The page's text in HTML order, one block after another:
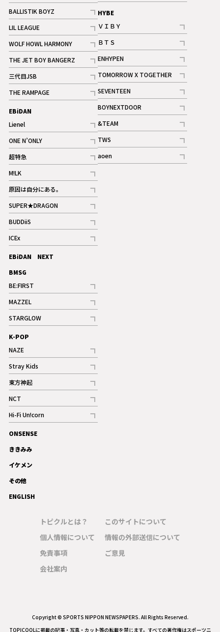
記事
BALLISTIK BOYZ
記事
LIL LEAGUE
記事
WOLF HOWL HARMONY
記事
THE JET BOY BANGERZ
記事
三代目JSB
記事
THE RAMPAGE
記事
ギャラリー
EBiDAN
Lienel
記事
ONE N’ONLY
記事
超特急
記事
M!LK
記事
原因は自分にある。
記事
SUPER★DRAGON
記事
BUDDiiS
記事
ICEx
記事
EBiDAN NEXT
BMSG
BE:FIRST
記事
ギャラリー
MAZZEL
記事
ギャラリー
STARGLOW
記事
記事
HYBE
ＶＩＢＹ
記事
ＢＴＳ
記事
ENHYPEN
記事
TOMORROW X TOGETHER
記事
ギャラリー
SEVENTEEN
記事
BOYNEXTDOOR
記事
&TEAM
記事
TWS
記事
aoen
記事
K-POP
NAZE
記事
Stray Kids
記事
東方神起
記事
NCT
記事
Hi-Fi Un!corn
記事
ギャラリー
ONSENSE
ききみみ
イケメン
その他
ENGLISH
トピクルとは？
個人情報について
免責事項
会社案内
このサイトについて
情報の外部送信について
ご意見
Copyright © SPORTS NIPPON NEWSPAPERS. All Rights Reserved.
TOPICOOLに掲載の記事・写真・カット等の転載を禁じます。すべての著作権はスポーツニ